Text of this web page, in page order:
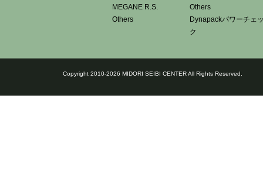
MEGANE R.S.
Others
Others
Dynapackパワーチェ
ク
Copyright 2010-2026 MIDORI SEIBI CENTER All Rights Reserved.